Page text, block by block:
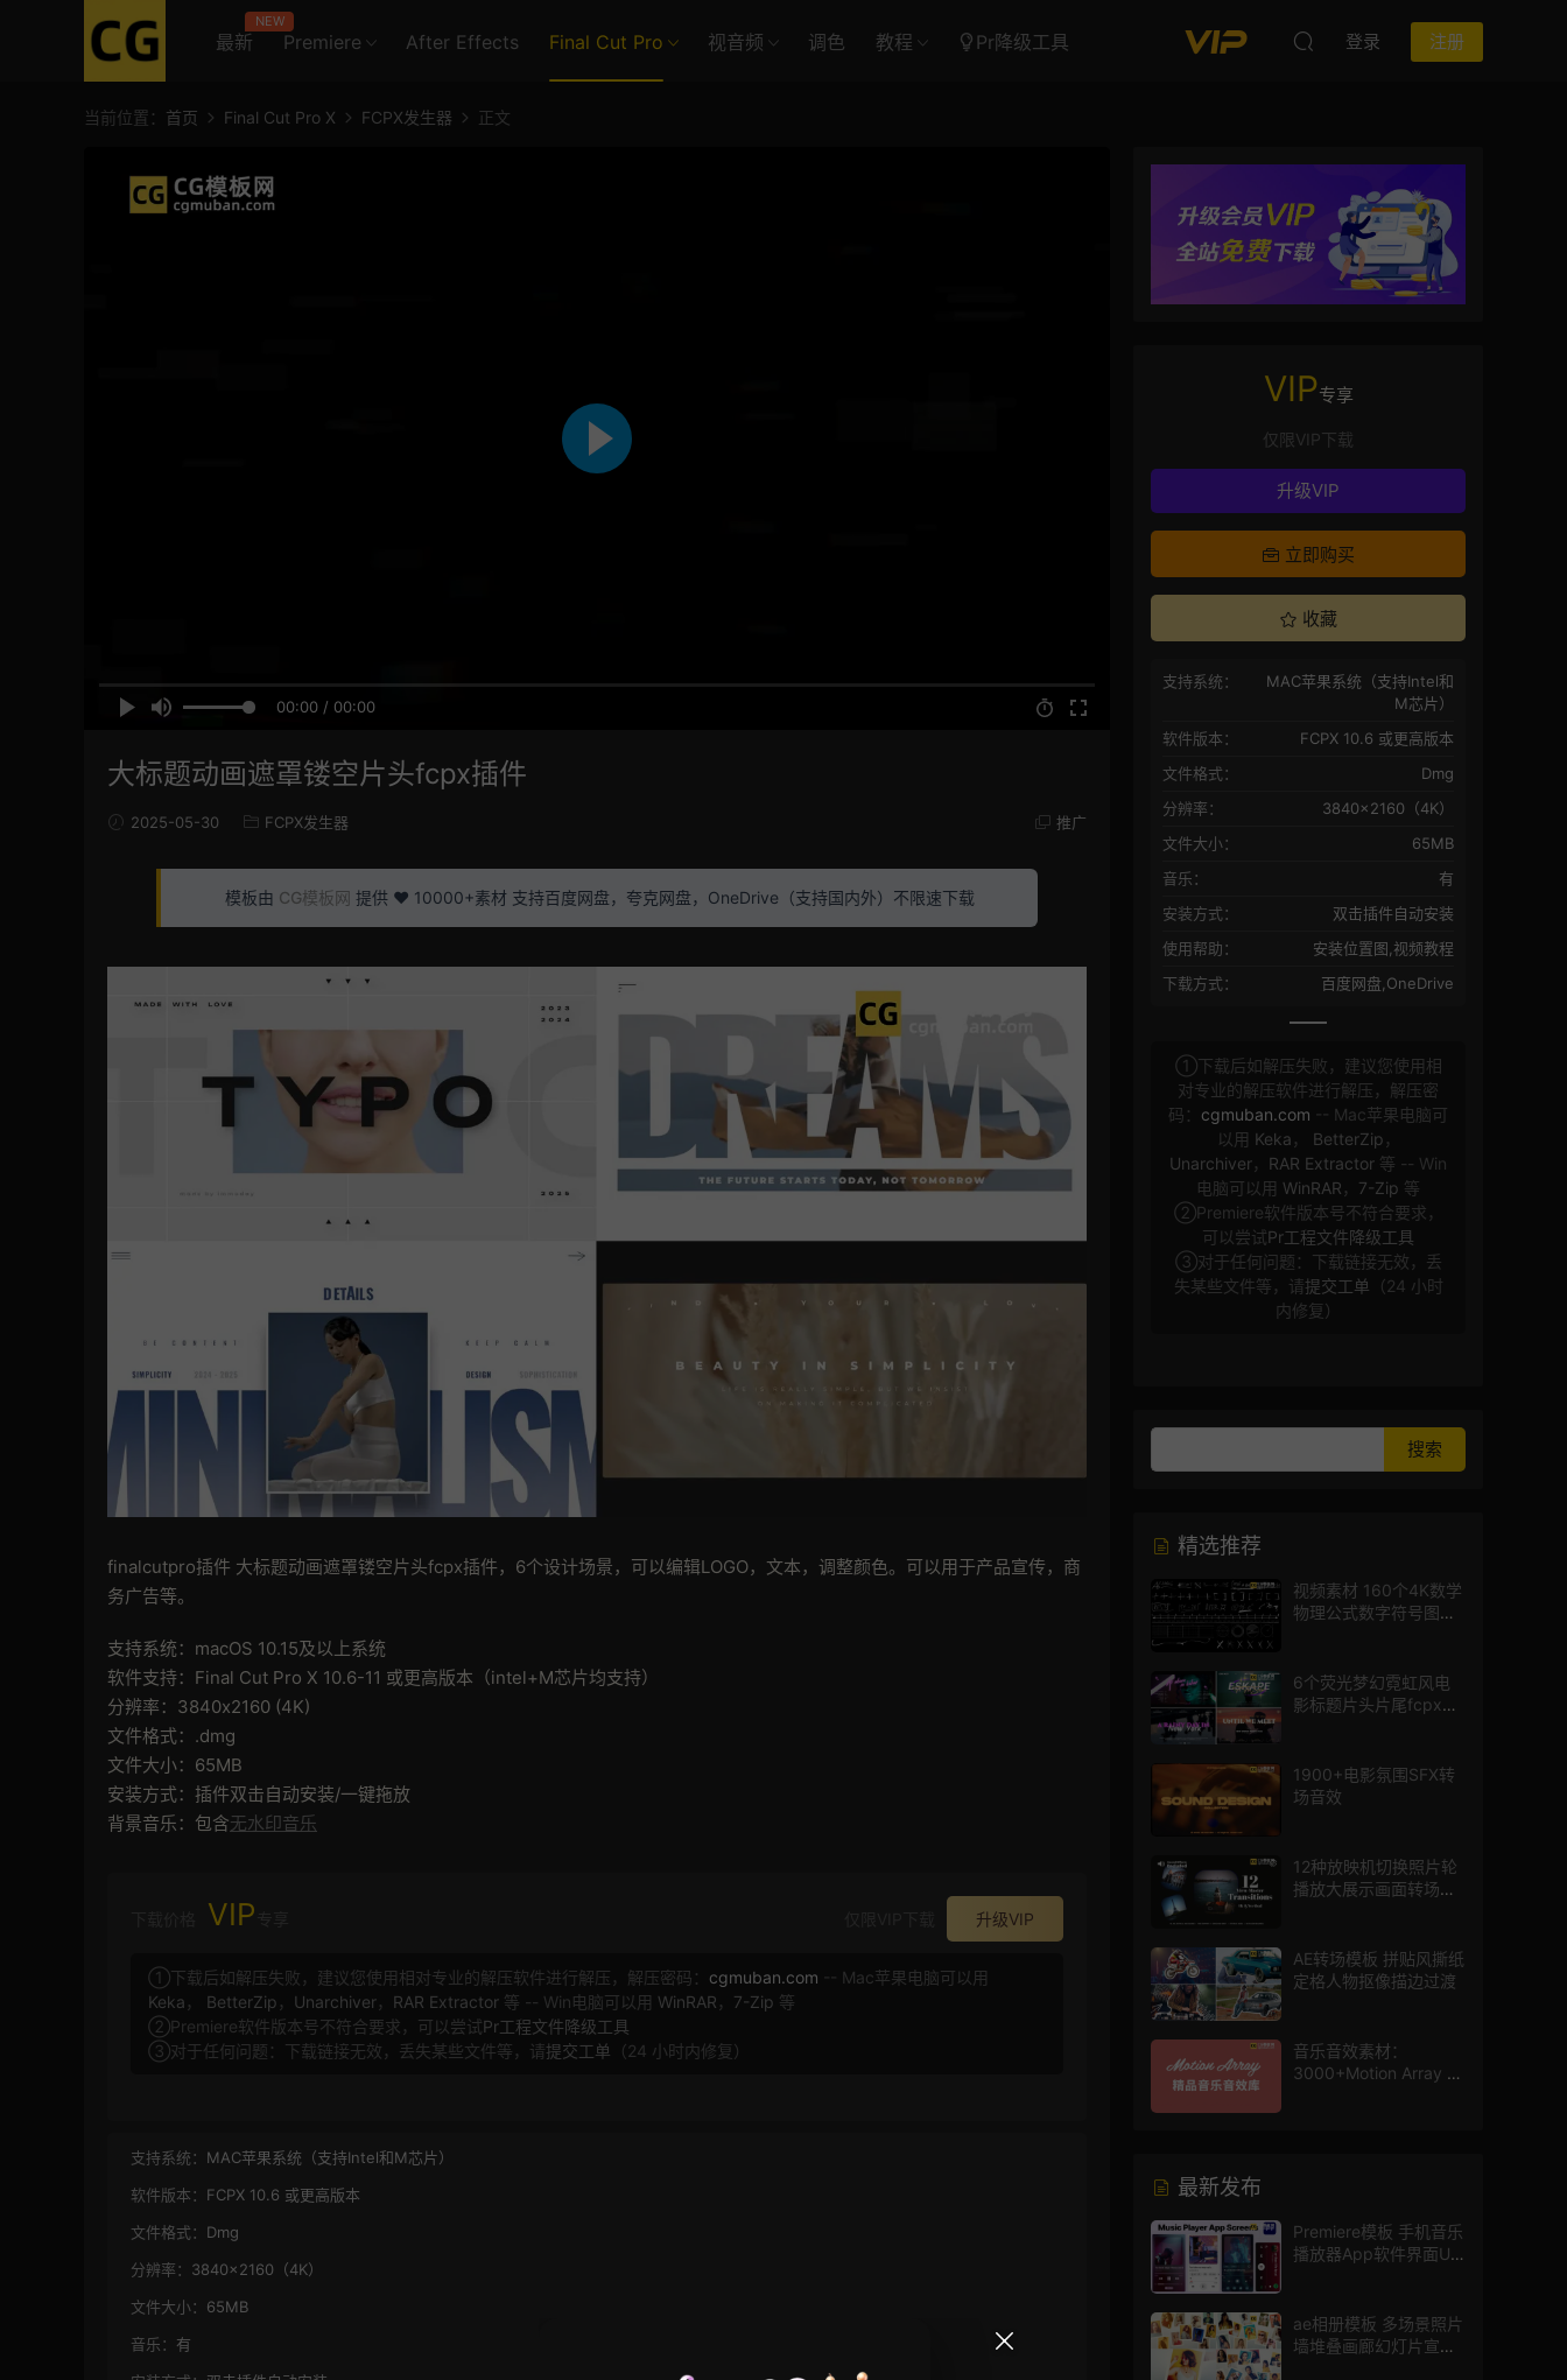
最新
NEW
Premiere After Effects Final Cut Pro 视音频 调色 教程 Pr降级工具 登录 注册
当前位置： 首页 Final Cut Pro X FCPX发生器 正文
00:00 / 00:00
大标题动画遮罩镂空片头fcpx插件
2025-05-30 FCPX发生器 推广
模板由 CG模板网 提供 ❤️ 10000+素材 支持百度网盘，夸克网盘，OneDrive（支持国内外）不限速下载
finalcutpro插件 大标题动画遮罩镂空片头fcpx插件，6个设计场景，可以编辑LOGO，文本，调整颜色。可以用于产品宣传，商
务广告等。
支持系统：macOS 10.15及以上系统
软件支持：Final Cut Pro X 10.6-11 或更高版本（intel+M芯片均支持）
分辨率：3840x2160 (4K)
文件格式：.dmg
文件大小：65MB
安装方式：插件双击自动安装/一键拖放
背景音乐：包含无水印音乐
VIP 升级VIP
①下载后如解压失败，建议您使用相对专业的解压软件进行解压，解压密码： cgmuban.com -- Mac苹果电脑可以用
Keka ， BetterZip ， Unarchiver， RAR Extractor 等 -- Win电脑可以用 WinRAR ， 7-Zip 等
②Premiere软件版本号不符合要求，可以尝试Pr工程文件降级工具
③对于任何问题：下载链接无效，丢失某些文件等，请提交工单 （24 小时内修复）
支持系统： MAC苹果系统（支持Intel和M芯片）
软件版本： FCPX 10.6 或更高版本
文件格式： Dmg
分辨率： 3840×2160（4K）
文件大小： 65MB
音乐： 有
VIP专享
仅限VIP下载
升级VIP
立即购买
收藏
支持系统：
MAC苹果系统（支持Intel和
M芯片）
软件版本：
FCPX 10.6 或更高版本
文件格式：
Dmg
分辨率：
3840×2160（4K）
文件大小：
65MB
音乐：
有
安装方式：
双击插件自动安装
使用帮助：
安装位置图,视频教程
下载方式：
百度网盘,OneDrive
①下载后如解压失败，建议您使用相
对专业的解压软件进行解压，解压密
码： cgmuban.com -- Mac苹果电脑可
以用 Keka ， BetterZip ，
Unarchiver， RAR Extractor 等 -- Win
电脑可以用 WinRAR ， 7-Zip 等
②Premiere软件版本号不符合要求，
可以尝试Pr工程文件降级工具
③对于任何问题：下载链接无效，丢
失某些文件等，请提交工单 （24 小时
内修复）
精选推荐
视频素材 160个4K数学
物理公式数字符号图标
6个荧光梦幻霓虹风电
影标题片头片尾fcpx插
1900+电影氛围SFX转
场音效
12种放映机切换照片轮
播放大展示画面转场动
AE转场模板 拼贴风撕纸
定格人物抠像描边过渡
音乐音效素材：
3000+Motion Array 影
最新发布
Premiere模板 手机音乐
播放器App软件界面UI
ae相册模板 多场景照片
墙堆叠画廊幻灯片宣传